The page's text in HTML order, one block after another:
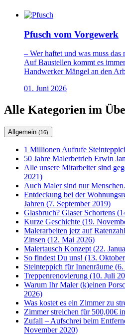
Pfusch vom Vorgewerk
– Wer haftet und was muss
Auf Baustellen kommt es
Handwerker Mängel an den
01. Juni 2026
Alle Kategorien im
Allgemein (16)
1 Millionen Aufrufe
50 Jahre Malerbetrieb Erwin
Alle unsere Mitarbeiter sind
2021)
Auch Maler sind nur
Entdeckung bei der
Jahren (7. September 2019)
Glasbruch? Glaser Schortens
Kurze Geschichte (19.
Malerarbeiten jetz auf
Zinsen (12. Mai 2026)
Malertausch Konzept (22.
So findest Du uns! (13.
Steinteppich für Innenräume
Treppenrenovierung (10. Juli
Warum Ihr Maler (k)einen
2026)
Was kostet es ein Zimmer zu
Zimmer streichen für 500,00€
Zufall – Aufschrei beim
November 2020)